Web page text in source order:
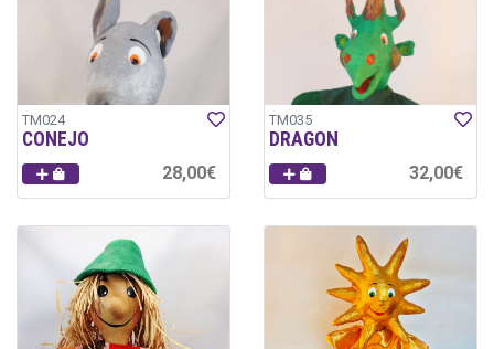
TM024
CONEJO
28,00€
TM035
DRAGON
32,00€